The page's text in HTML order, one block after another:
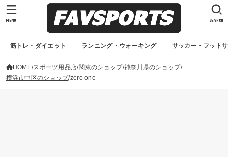
筋トレ・ダイエット ランニング・ウォーキング サッカー・フット
SEARCH
MENU
HOME スポーツ用品店 関東のショップ 神奈川県のショップ
横浜市中区のショップ zero one